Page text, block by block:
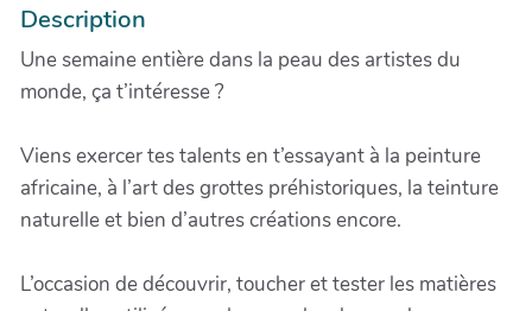
Description
Une semaine entière dans la peau des artistes du
monde, ça t’intéresse ?
Viens exercer tes talents en t’essayant à la peinture
africaine, à l’art des grottes préhistoriques, la teinture
naturelle et bien d’autres créations encore.
L’occasion de découvrir, toucher et tester les matières